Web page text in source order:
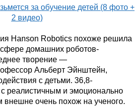
Hanson Robotics похоже решила
сфере домашних роботов-
творение —
Альберт Эйнштейн,
с детьми. 36,8-
реалистичным и эмоционально
очень похож на ученого.